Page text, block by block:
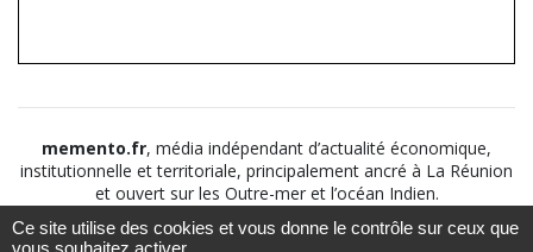
memento.fr, média indépendant d’actualité économique,
institutionnelle et territoriale, principalement ancré à La Réunion
et ouvert sur les Outre-mer et l’océan Indien.
©2026 Suivez nous sur Notice légale
Ce site utilise des cookies et vous donne le contrôle sur ceux que
vous souhaitez activer